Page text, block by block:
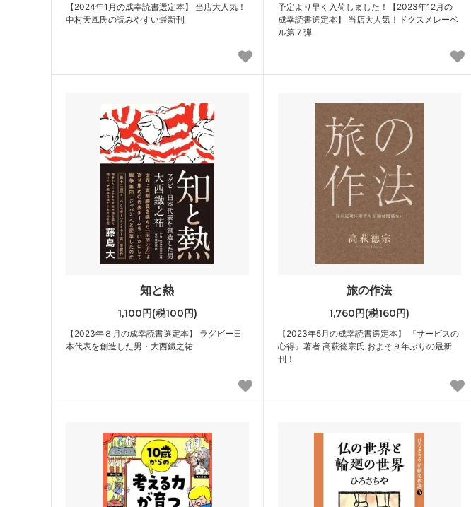
【2024年1月の成幸読書選定本】 当店大人気！
中村天風氏の読みやすい最新刊
予定より早く入荷しました！【2023年12月の
成幸読書選定本】 当店大人気！ドクスメレーベ
ル第７弾
知と熱
1,100円(税100円)
【2023年８月の成幸読書選定本】 ラグビー日
本代表を創造した男・大西鐵之祐
旅の作法
1,760円(税160円)
【2023年5月の成幸読書選定本】 『サービスの
心得』著者 高萩徳宗氏 およそ９年ぶりの最新
刊！